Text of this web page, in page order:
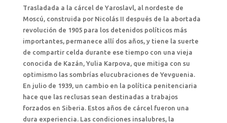
Trasladada a la cárcel de Yaroslavl, al nordeste de
Moscú, construida por Nicolás II después de la abortada
revolución de 1905 para los detenidos políticos más
importantes, permanece allí dos años, y tiene la suerte
de compartir celda durante ese tiempo con una vieja
conocida de Kazán, Yulia Karpova, que mitiga con su
optimismo las sombrías elucubraciones de Yevguenia.
En julio de 1939, un cambio en la política penitenciaria
hace que las reclusas sean destinadas a trabajos
forzados en Siberia. Estos años de cárcel fueron una
dura experiencia. Las condiciones insalubres, la